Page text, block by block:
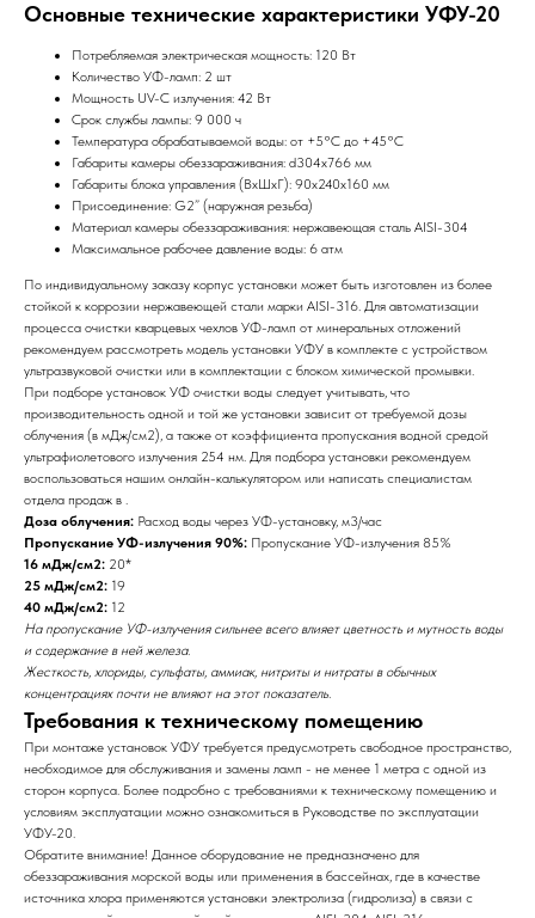
Основные технические характеристики УФУ-20
Потребляемая электрическая мощность: 120 Вт
Количество УФ-ламп: 2 шт
Мощность UV-C излучения: 42 Вт
Срок службы лампы: 9 000 ч
Температура обрабатываемой воды: от +5°C до +45°C
Габариты камеры обеззараживания: d304х766 мм
Габариты блока управления (ВхШхГ): 90х240х160 мм
Присоединение: G2” (наружная резьба)
Материал камеры обеззараживания: нержавеющая сталь AISI-304
Максимальное рабочее давление воды: 6 атм
По индивидуальному заказу корпус установки может быть изготовлен из более
стойкой к коррозии нержавеющей стали марки AISI-316. Для автоматизации
процесса очистки кварцевых чехлов УФ-ламп от минеральных отложений
рекомендуем рассмотреть модель установки УФУ в комплекте с устройством
ультразвуковой очистки или в комплектации с блоком химической промывки.
При подборе установок УФ очистки воды следует учитывать, что
производительность одной и той же установки зависит от требуемой дозы
облучения (в мДж/см2), а также от коэффициента пропускания водной средой
ультрафиолетового излучения 254 нм. Для подбора установки рекомендуем
воспользоваться нашим онлайн-калькулятором или написать специалистам
отдела продаж в .
Доза облучения: Расход воды через УФ-установку, м3/час
Пропускание УФ-излучения 90%: Пропускание УФ-излучения 85%
16 мДж/см2: 20*
25 мДж/см2: 19
40 мДж/см2: 12
На пропускание УФ-излучения сильнее всего влияет цветность и мутность воды
и содержа­ние в ней железа.
Жесткость, хлориды, сульфаты, аммиак, нитриты и нитраты в обычных
концентрациях почти не влияют на этот показатель.
Требования к техническому помещению
При монтаже установок УФУ требуется предусмотреть свободное пространство,
необходимое для обслуживания и замены ламп - не менее 1 метра с одной из
сторон корпуса. Более подробно с требованиями к техническому помещению и
условиям эксплуатации можно ознакомиться в Руководстве по эксплуатации
УФУ-20.
Обратите внимание! Данное оборудование не предназначено для
обеззараживания морской воды или применения в бассейнах, где в качестве
источника хлора применяются установки электролиза (гидролиза) в связи с